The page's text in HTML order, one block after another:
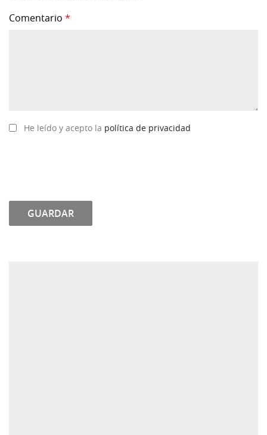
Comentario *
He leído y acepto la política de privacidad